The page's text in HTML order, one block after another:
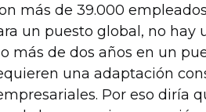
más de 39.000
un puesto global, no hay
más de dos años en un
una adaptación
Por eso diría